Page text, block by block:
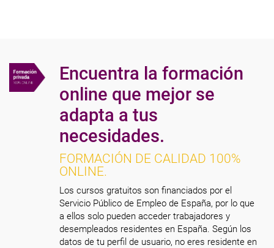
Encuentra la formación
online que mejor se
adapta a tus
necesidades.
FORMACIÓN DE CALIDAD 100%
ONLINE.
Los cursos gratuitos son financiados por el
Servicio Público de Empleo de España, por lo que
a ellos solo pueden acceder trabajadores y
desempleados residentes en España. Según los
datos de tu perfil de usuario, no eres residente en